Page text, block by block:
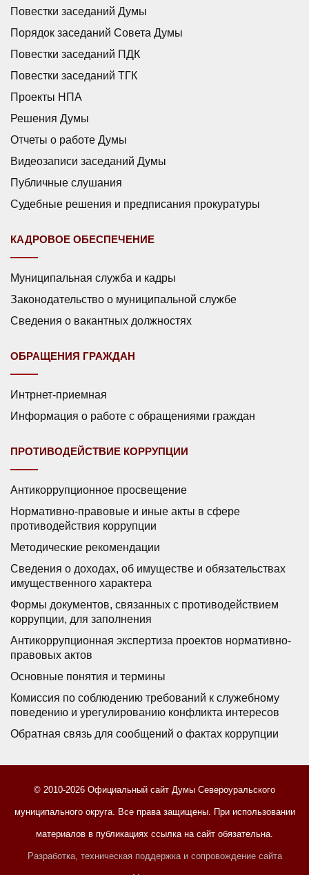
Повестки заседаний Думы
Порядок заседаний Совета Думы
Повестки заседаний ПДК
Повестки заседаний ТГК
Проекты НПА
Решения Думы
Отчеты о работе Думы
Видеозаписи заседаний Думы
Публичные слушания
Судебные решения и предписания прокуратуры
КАДРОВОЕ ОБЕСПЕЧЕНИЕ
Муниципальная служба и кадры
Законодательство о муниципальной службе
Сведения о вакантных должностях
ОБРАЩЕНИЯ ГРАЖДАН
Интрнет-приемная
Информация о работе с обращениями граждан
ПРОТИВОДЕЙСТВИЕ КОРРУПЦИИ
Антикоррупционное просвещение
Нормативно-правовые и иные акты в сфере
противодействия коррупции
Методические рекомендации
Сведения о доходах, об имуществе и обязательствах
имущественного характера
Формы документов, связанных с противодействием
коррупции, для заполнения
Антикоррупционная экспертиза проектов нормативно-
правовых актов
Основные понятия и термины
Комиссия по соблюдению требований к служебному
поведению и урегулированию конфликта интересов
Обратная связь для сообщений о фактах коррупции
© 2010-2026 Официальный сайт Думы Североуральского
муниципального округа. Все права защищены. При использовании
материалов в публикациях ссылка на сайт обязательна.
Разработка, техническая поддержка и сопровождение сайта